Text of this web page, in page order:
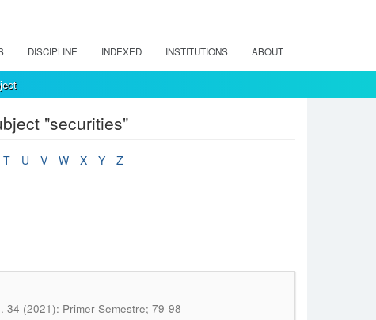
DISCIPLINE INDEXED INSTITUTIONS ABOUT
"securities"
T U V W X Y
Z
34 (2021): Primer Semestre; 79-98